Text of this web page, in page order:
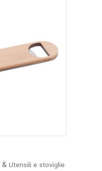
& Utensili e stoviglie